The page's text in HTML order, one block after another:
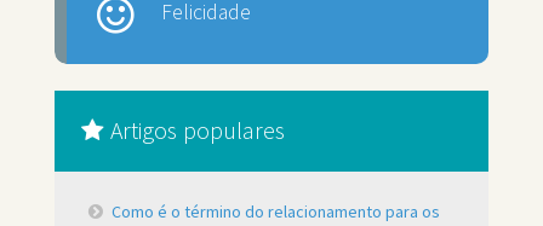
Felicidade
Artigos populares
Como é o término do relacionamento para os